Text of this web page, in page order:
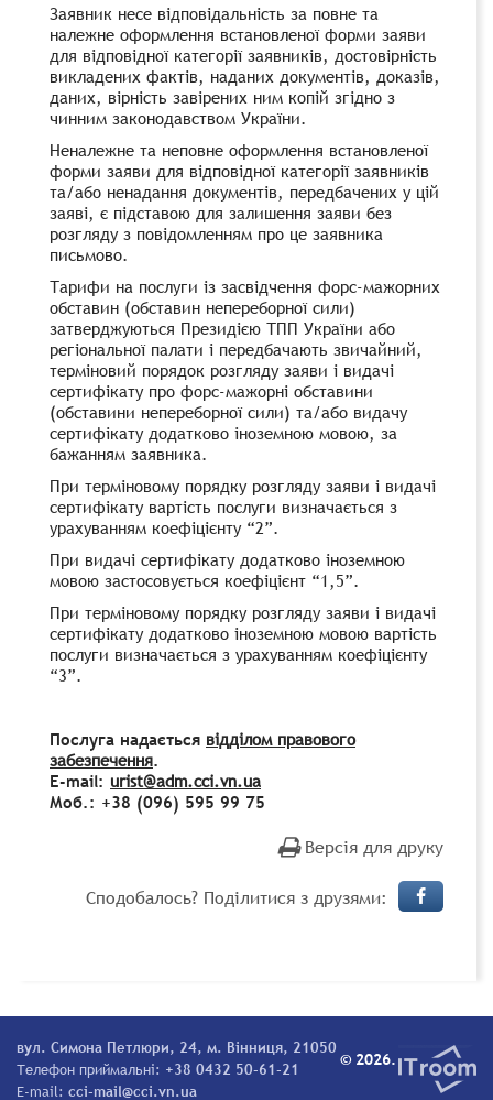
Заявник несе відповідальність за повне та
належне оформлення встановленої форми заяви
для відповідної категорії заявників, достовірність
викладених фактів, наданих документів, доказів,
даних, вірність завірених ним копій згідно з
чинним законодавством України.
Неналежне та неповне оформлення встановленої
форми заяви для відповідної категорії заявників
та/або ненадання документів, передбачених у цій
заяві, є підставою для залишення заяви без
розгляду з повідомленням про це заявника
письмово.
Тарифи на послуги із засвідчення форс-мажорних
обставин (обставин непереборної сили)
затверджуються Президією ТПП України або
регіональної палати і передбачають звичайний,
терміновий порядок розгляду заяви і видачі
сертифікату про форс-мажорні обставини
(обставини непереборної сили) та/або видачу
сертифікату додатково іноземною мовою, за
бажанням заявника.
При терміновому порядку розгляду заяви і видачі
сертифікату вартість послуги визначається з
урахуванням коефіцієнту “2”.
При видачі сертифікату додатково іноземною
мовою застосовується коефіцієнт “1,5”.
При терміновому порядку розгляду заяви і видачі
сертифікату додатково іноземною мовою вартість
послуги визначається з урахуванням коефіцієнту
“3”.
Послуга надається відділом правового
забезпечення.
E-mail: urist@adm.cci.vn.ua
Моб.: +38 (096) 595 99 75
Версія для друку
Сподобалось? Поділитися з друзями:
вул. Симона Петлюри, 24, м. Вінниця, 21050
Телефон приймальні: +38 0432 50-61-21
E-mail: cci-mail@cci.vn.ua
© 2026.